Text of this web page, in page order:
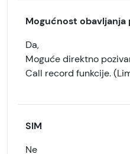
Mogućnost obavljanja
Da,
Moguće direktno
Call record funkcije.
SIM
Ne